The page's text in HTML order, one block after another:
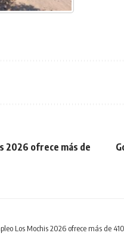
2026 ofrece más de
Los Mochis 2026 ofrece más de